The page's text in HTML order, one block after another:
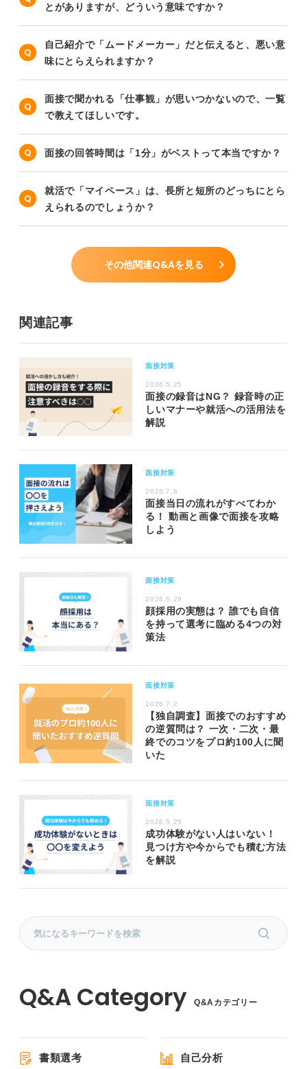
とがありますが、どういう意味ですか？
自己紹介で「ムードメーカー」だと伝えると、悪い意
味にとらえられますか？
面接で聞かれる「仕事観」が思いつかないので、一覧
で教えてほしいです。
面接の回答時間は「1分」がベストって本当ですか？
就活で「マイペース」は、長所と短所のどっちにとら
えられるのでしょうか？
その他関連Q&Aを見る
関連記事
面接対策
2026.5.25
面接の録音はNG？ 録音時の正
しいマナーや就活への活用法を
解説
面接対策
2026.7.6
面接当日の流れがすべてわか
る！ 動画と画像で面接を攻略
しよう
面接対策
2026.6.29
顔採用の実態は？ 誰でも自信
を持って選考に臨める4つの対
策法
面接対策
2026.7.2
【独自調査】面接でのおすすめ
の逆質問は？ 一次・二次・最
終でのコツをプロ約100人に聞
いた
面接対策
2026.5.25
成功体験がない人はいない！
見つけ方や今からでも積む方法
を解説
Q&Aカテゴリー
書類選考 自己分析